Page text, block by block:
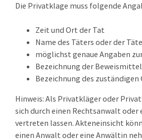
Die Privatklage muss folgende
Zeit und Ort der Tat
Name des Täters oder der
möglichst genaue Angaben
Bezeichnung der Beweismittel
Bezeichnung des zuständigen
Hinweis: Als Privatkläger oder
sich durch einen Rechtsanwalt
vertreten lassen. Akteneinsicht
einen Anwalt odereine Anwältin